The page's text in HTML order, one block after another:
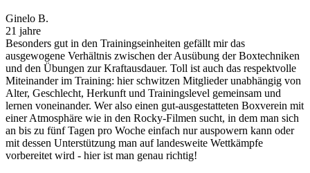
Ginelo B.
21 jahre
Besonders gut in den Trainingseinheiten gefällt mir das
ausgewogene Verhältnis zwischen der Ausübung der Boxtechniken
und den Übungen zur Kraftausdauer. Toll ist auch das respektvolle
Miteinander im Training: hier schwitzen Mitglieder unabhängig von
Alter, Geschlecht, Herkunft und Trainingslevel gemeinsam und
lernen voneinander. Wer also einen gut-ausgestatteten Boxverein mit
einer Atmosphäre wie in den Rocky-Filmen sucht, in dem man sich
an bis zu fünf Tagen pro Woche einfach nur auspowern kann oder
mit dessen Unterstützung man auf landesweite Wettkämpfe
vorbereitet wird - hier ist man genau richtig!